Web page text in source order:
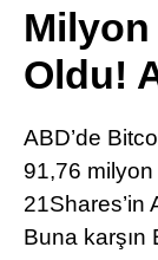
Milyon
Oldu!
ABD’de
91,76 milyon
21Shares’in
Buna karşın